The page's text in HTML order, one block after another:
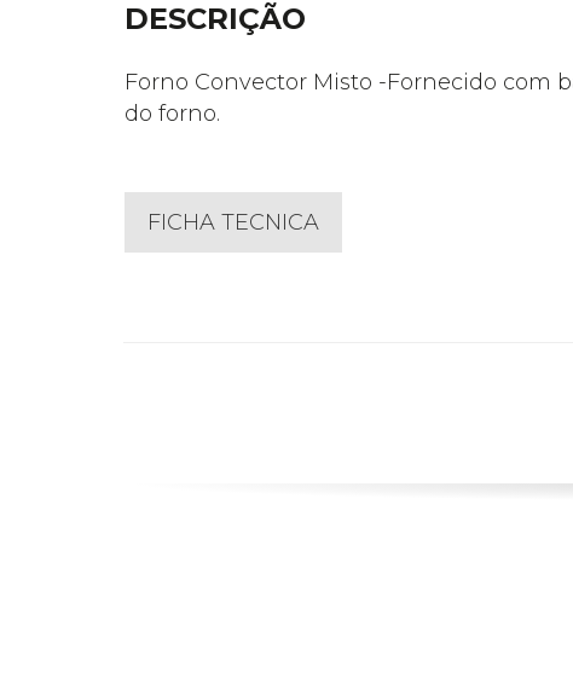
DESCRIÇÃO
Forno Convector Misto -Fornecido com
do forno.
FICHA TECNICA